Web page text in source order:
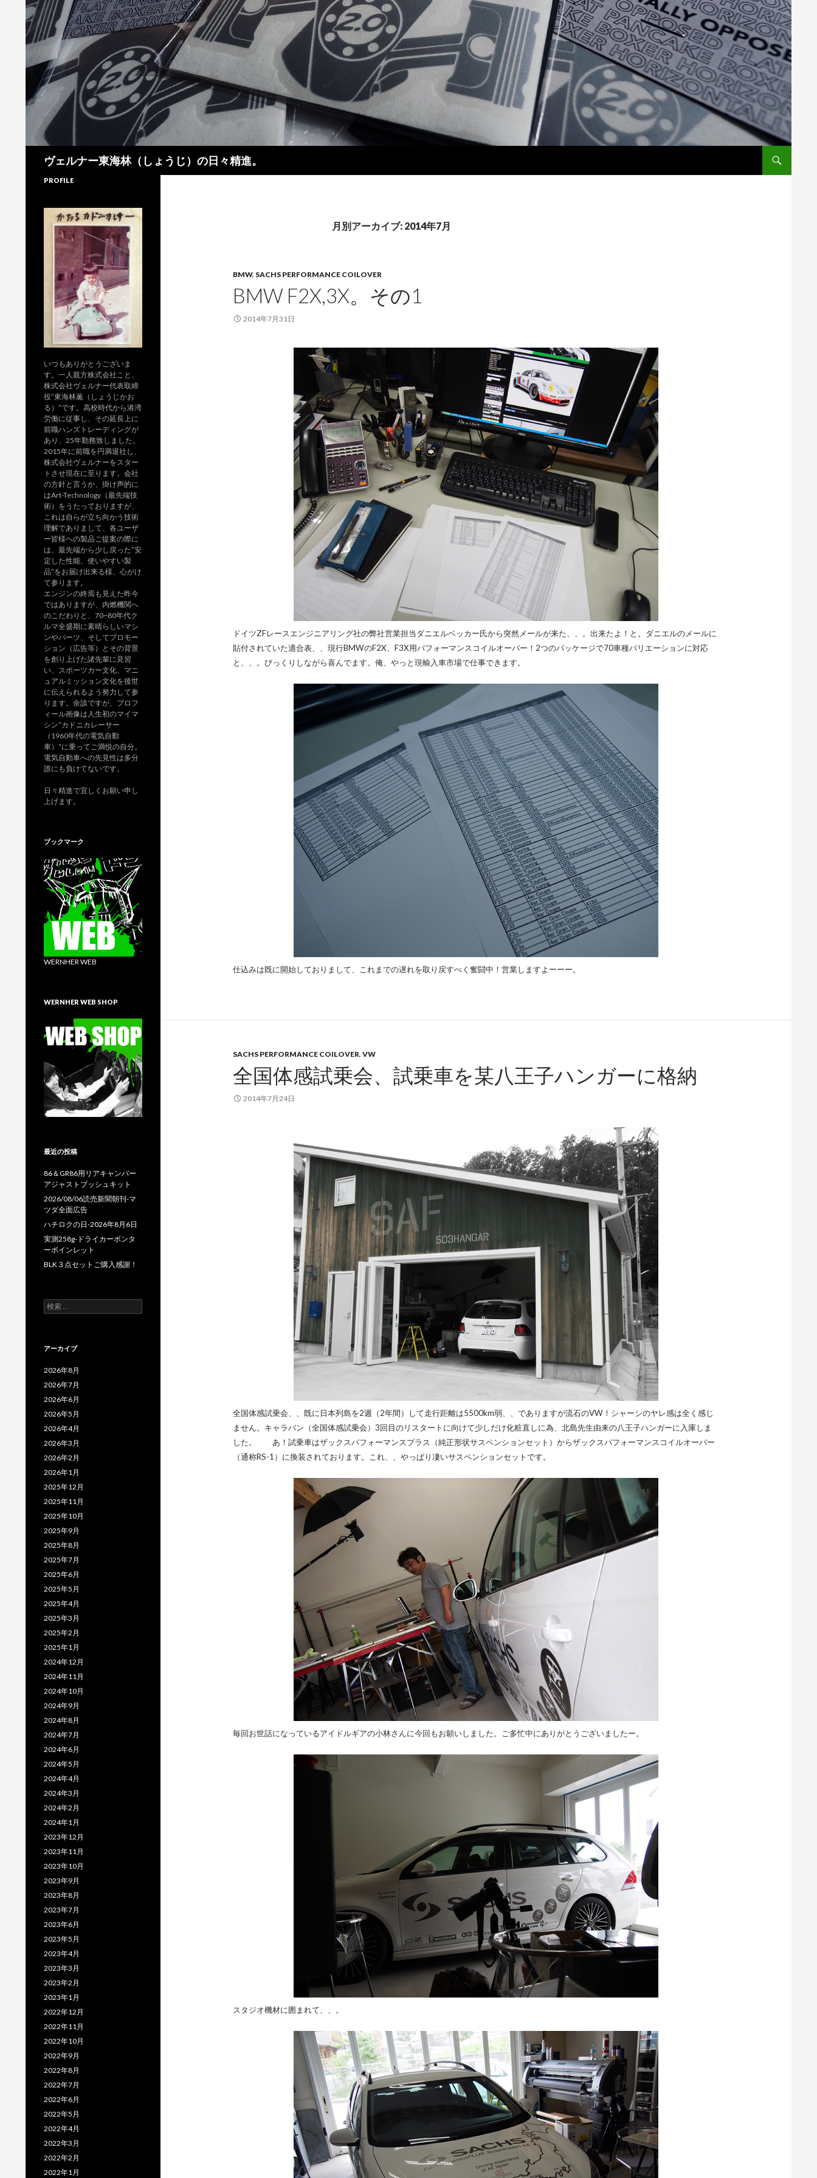
ヴェルナー東海林（しょうじ）の日々精進。
月別アーカイブ: 2014年7月
BMW, SACHS PERFORMANCE COILOVER
BMW F2X,3X。その1
2014年7月31日
ドイツZFレースエンジニアリング社の弊社営業担当ダニエルベッカー氏から突然メールが来た、、。出来たよ！と。ダニエルのメールに
貼付されていた適合表、、現行BMWのF2X、F3X用パフォーマンスコイルオーバー！2つのパッケージで70車種バリエーションに対応
と、、。びっくりしながら喜んでます。俺、やっと現輸入車市場で仕事できます。
仕込みは既に開始しておりまして、これまでの遅れを取り戻すべく奮闘中！営業しますよーーー。
SACHS PERFORMANCE COILOVER, VW
全国体感試乗会、試乗車を某八王子ハンガーに格納
2014年7月24日
全国体感試乗会、、既に日本列島を2週（2年間）して走行距離は5500km弱、、でありますが流石のVW！シャーシのヤレ感は全く感じ
ません。キャラバン（全国体感試乗会）3回目のリスタートに向けて少しだけ化粧直しに為、北島先生由来の八王子ハンガーに入庫しま
した。 あ！試乗車はザックスパフォーマンスプラス（純正形状サスペンションセット）からザックスパフォーマンスコイルオーバー
（通称RS-1）に換装されております。これ、、やっぱり凄いサスペンションセットです。
毎回お世話になっているアイドルギアの小林さんに今回もお願いしました。ご多忙中にありがとうございましたー。
スタジオ機材に囲まれて、、。
PROFILE
いつもありがとうございま
す。一人親方株式会社こと、
株式会社ヴェルナー代表取締
役”東海林薫（しょうじかお
る）”です。高校時代から港湾
労働に従事し、その延長上に
前職ハンズトレーディングが
あり、25年勤務致しました。
2015年に前職を円満退社し、
株式会社ヴェルナーをスター
トさせ現在に至ります。会社
の方針と言うか、掛け声的に
はArt-Technology（最先端技
術）をうたっておりますが、
これは自らが立ち向かう技術
理解でありまして、各ユーザ
ー皆様への製品ご提案の際に
は、最先端から少し戻った”安
定した性能、使いやすい製
品”をお届け出来る様、心がけ
て参ります。
エンジンの終焉も見えた昨今
ではありますが、内燃機関へ
のこだわりと、70~80年代ク
ルマ全盛期に素晴らしいマシ
ンやパーツ、そしてプロモー
ション（広告等）とその背景
を創り上げた諸先輩に見習
い、スポーツカー文化、マニ
ュアルミッション文化を後世
に伝えられるよう努力して参
ります。余談ですが、プロフ
ィール画像は人生初のマイマ
シン”カドニカレーサー
（1960年代の電気自動
車）”に乗ってご満悦の自分。
電気自動車への先見性は多分
誰にも負けてないです。
日々精進で宜しくお願い申し
上げます。
ブックマーク
WERNHER WEB
WERNHER WEB SHOP
最近の投稿
86＆GR86用リアキャンバー
アジャストブッシュキット
2026/08/06読売新聞朝刊-マ
ツダ全面広告
ハチロクの日-2026年8月6日
実測258g-ドライカーボンタ
ーボインレット
BLK３点セットご購入感謝！
検
索
アーカイブ
2026年8月
2026年7月
2026年6月
2026年5月
2026年4月
2026年3月
2026年2月
2026年1月
2025年12月
2025年11月
2025年10月
2025年9月
2025年8月
2025年7月
2025年6月
2025年5月
2025年4月
2025年3月
2025年2月
2025年1月
2024年12月
2024年11月
2024年10月
2024年9月
2024年8月
2024年7月
2024年6月
2024年5月
2024年4月
2024年3月
2024年2月
2024年1月
2023年12月
2023年11月
2023年10月
2023年9月
2023年8月
2023年7月
2023年6月
2023年5月
2023年4月
2023年3月
2023年2月
2023年1月
2022年12月
2022年11月
2022年10月
2022年9月
2022年8月
2022年7月
2022年6月
2022年5月
2022年4月
2022年3月
2022年2月
2022年1月